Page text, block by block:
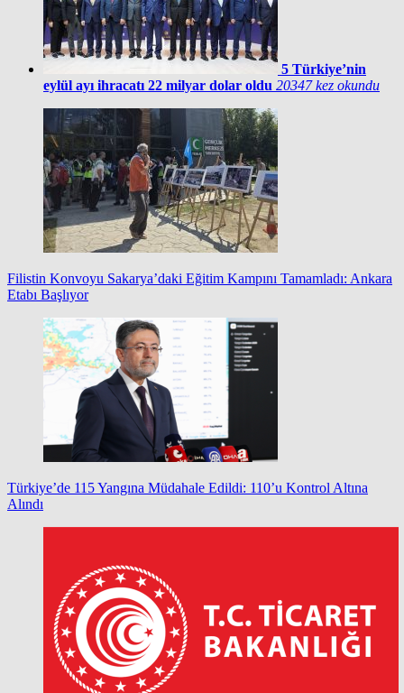
5 Türkiye’nin
eylül ayı ihracatı 22 milyar dolar oldu 20347 kez okundu
Filistin Konvoyu Sakarya’daki Eğitim Kampını Tamamladı: Ankara
Etabı Başlıyor
Türkiye’de 115 Yangına Müdahale Edildi: 110’u Kontrol Altına
Alındı